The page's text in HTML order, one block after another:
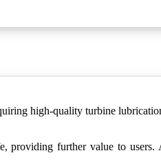
high-quality turbine
providing further value to